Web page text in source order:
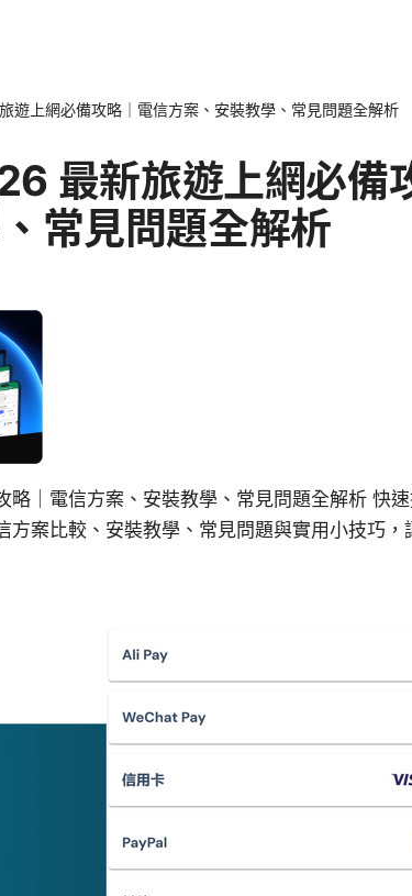
遊上網必備攻略｜電信方案、安裝教學、常見問題全解析
最新旅遊上網必備
常見問題全解析
｜電信方案、安裝教學、常見問題全解析 快
案比較、安裝教學、常見問題與實用小技巧，